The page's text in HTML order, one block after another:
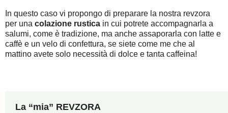
In questo caso vi propongo di preparare la nostra revzora
per una colazione rustica in cui potrete accompagnarla a
salumi, come è tradizione, ma anche assaporarla con latte e
caffè e un velo di confettura, se siete come me che al
mattino avete solo necessità di dolce e tanta caffeina!
La “mia” REVZORA